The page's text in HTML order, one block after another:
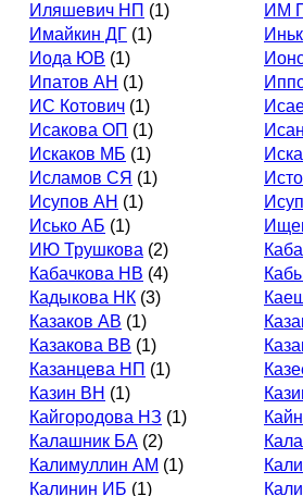
Иляшевич НП (1)
ИМ
Имайкин ДГ (1)
Иода ЮВ (1)
Ипатов АН (1)
ИС Котович (1)
Исакова ОП (1)
Искаков МБ (1)
Исламов СЯ (1)
Исупов АН (1)
Исько АБ (1)
ИЮ Трушкова (2)
Кабачкова НВ (4)
Кадыкова НК (3)
Казаков АВ (1)
Казакова ВВ (1)
Казанцева НП (1)
Казин ВН (1)
Кайгородова НЗ (1)
Калашник БА (2)
Калимуллин АМ (1)
Калинин ИБ (1)